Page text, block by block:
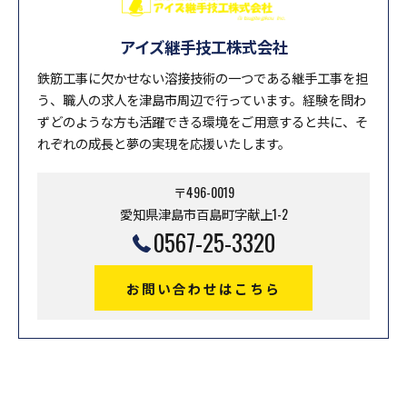
アイズ継手技工株式会社
鉄筋工事に欠かせない溶接技術の一つである継手工事を担
う、職人の求人を津島市周辺で行っています。経験を問わ
ずどのような方も活躍できる環境をご用意すると共に、そ
れぞれの成長と夢の実現を応援いたします。
〒496-0019
愛知県津島市百島町字献上1-2
0567-25-3320
お問い合わせはこちら